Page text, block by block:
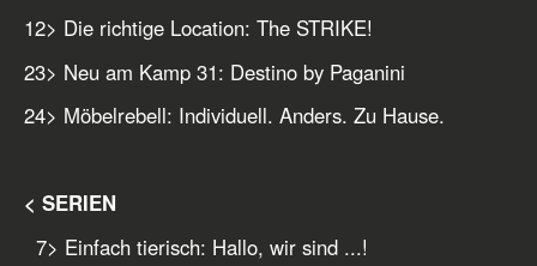
12> Die richtige Location: The STRIKE!
23> Neu am Kamp 31: Destino by Paganini
24> Möbelrebell: Individuell. Anders. Zu Hause.
< SERIEN
7> Einfach tierisch: Hallo, wir sind ...!